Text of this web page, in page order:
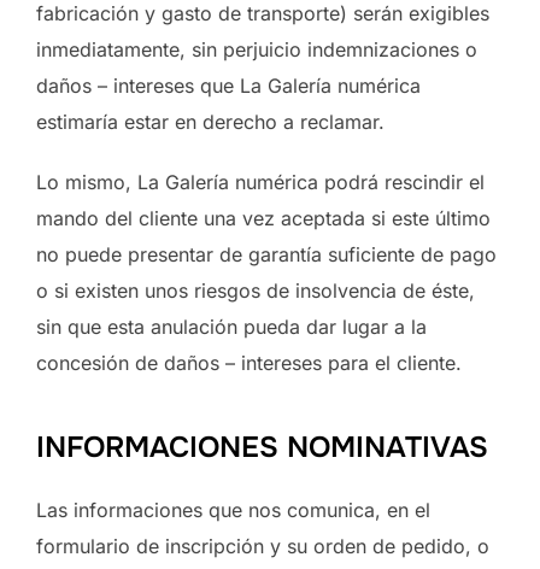
fabricación y gasto de transporte) serán exigibles
inmediatamente, sin perjuicio indemnizaciones o
daños – intereses que La Galería numérica
estimaría estar en derecho a reclamar.
Lo mismo, La Galería numérica podrá rescindir el
mando del cliente una vez aceptada si este último
no puede presentar de garantía suficiente de pago
o si existen unos riesgos de insolvencia de éste,
sin que esta anulación pueda dar lugar a la
concesión de daños – intereses para el cliente.
INFORMACIONES NOMINATIVAS
Las informaciones que nos comunica, en el
formulario de inscripción y su orden de pedido, o